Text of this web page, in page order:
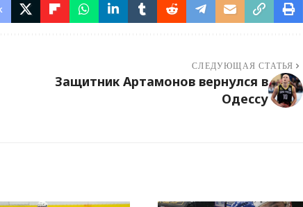
СЛЕДУЮЩАЯ СТАТЬЯ
Защитник Артамонов вернулся в
Одессу